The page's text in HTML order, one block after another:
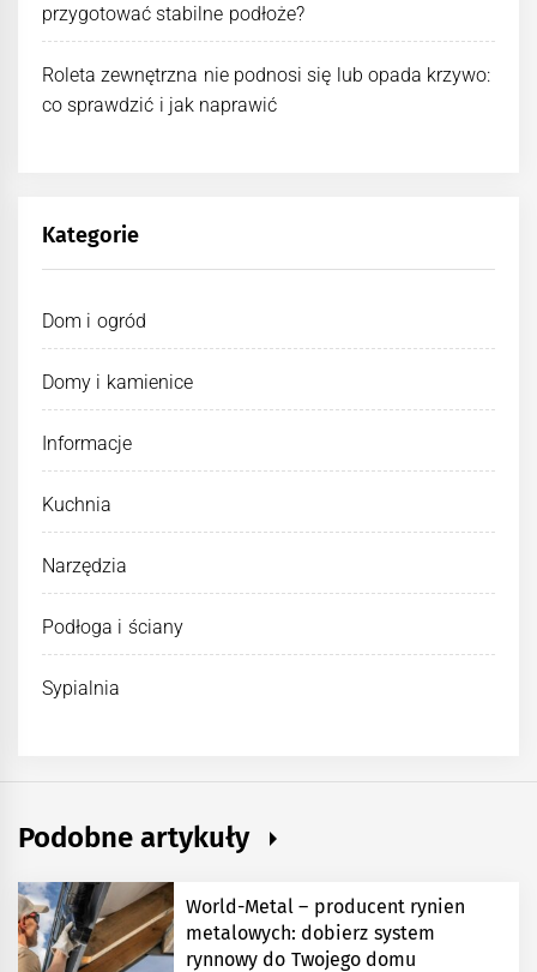
przygotować stabilne podłoże?
Roleta zewnętrzna nie podnosi się lub opada krzywo:
co sprawdzić i jak naprawić
Kategorie
Dom i ogród
Domy i kamienice
Informacje
Kuchnia
Narzędzia
Podłoga i ściany
Sypialnia
Podobne artykuły
World-Metal – producent rynien
metalowych: dobierz system
rynnowy do Twojego domu